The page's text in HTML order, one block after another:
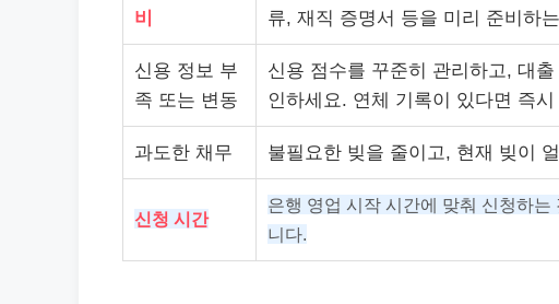
비
류, 재직 증명서 등을 미리 준비하
신용 정보 부
족 또는 변동
신용 점수를 꾸준히 관리하고, 대
인하세요. 연체 기록이 있다면 즉
과도한 채무 불필요한 빚을 줄이고, 현재 빚이
신청 시간
은행 영업 시작 시간에 맞춰 신청하
니다.